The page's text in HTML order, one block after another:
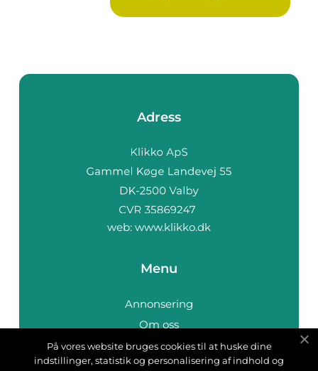
Adress
web: www.klikko.dk
Menu
Annonsering
Om oss
Cookies
Kontakta oss
På vores website bruges cookies til at huske dine
indstillinger, statistik og personalisering af indhold og